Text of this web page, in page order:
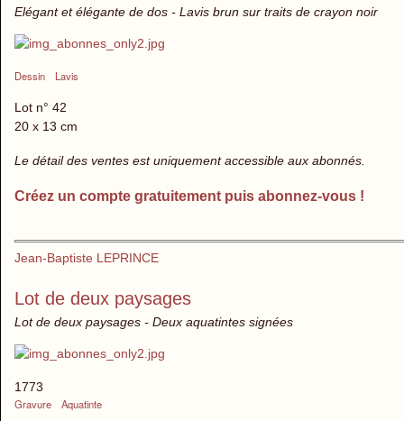
Elégant et élégante de dos - Lavis brun sur traits de crayon noir
Dessin Lavis
Lot n° 42
20 x 13 cm
Le détail des ventes est uniquement accessible aux abonnés.
Créez un compte gratuitement puis abonnez-vous !
Jean-Baptiste LEPRINCE
Lot de deux paysages
Lot de deux paysages - Deux aquatintes signées
1773
Gravure
Aquatinte